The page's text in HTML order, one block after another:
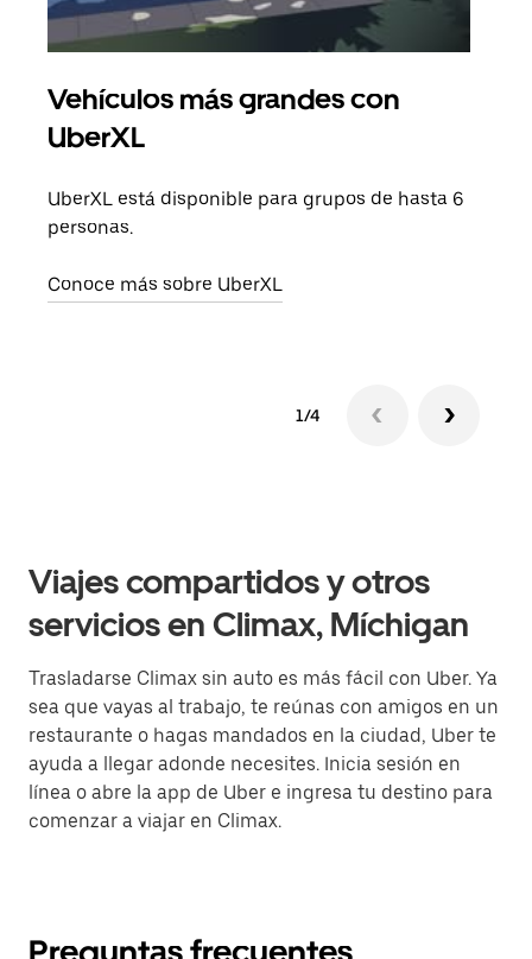
Vehículos más grandes con
UberXL
UberXL está disponible para grupos de hasta 6
personas.
Conoce más sobre UberXL
1/4
Viajes compartidos y otros
servicios en Climax, Míchigan
Trasladarse Climax sin auto es más fácil con Uber. Ya
sea que vayas al trabajo, te reúnas con amigos en un
restaurante o hagas mandados en la ciudad, Uber te
ayuda a llegar adonde necesites. Inicia sesión en
línea o abre la app de Uber e ingresa tu destino para
comenzar a viajar en Climax.